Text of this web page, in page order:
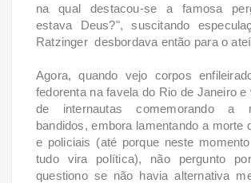
na qual destacou-se a famosa
estava Deus?", suscitando
Ratzinger desbordava então para o
Agora, quando vejo corpos
fedorenta na favela do Rio de Janeiro e
de internautas comemorando a
bandidos, embora lamentando a morte
e policiais (até porque neste
tudo vira política), não pergunto
questiono se não havia alternativa